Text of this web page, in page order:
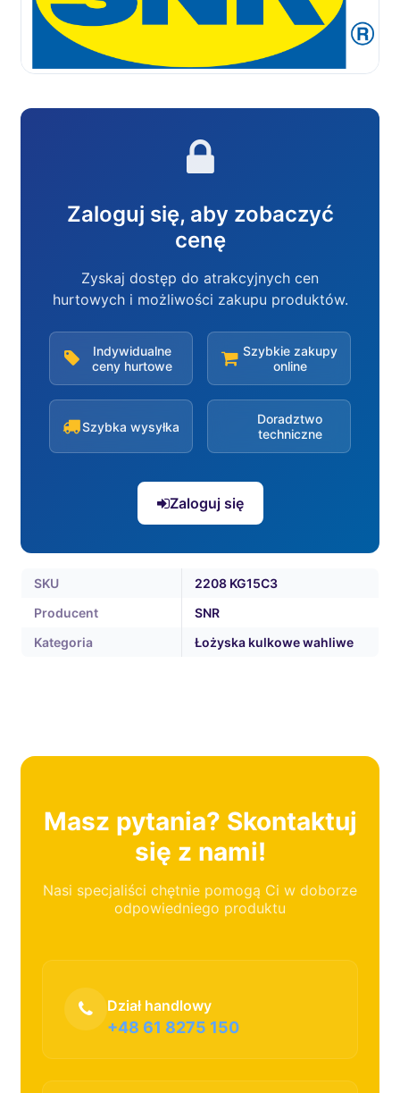
Zaloguj się, aby zobaczyć
cenę
Zyskaj dostęp do atrakcyjnych cen
hurtowych i możliwości zakupu produktów.
Indywidualne
ceny hurtowe
Szybkie zakupy
online
Szybka wysyłka
Doradztwo
techniczne
Zaloguj się
SKU
2208 KG15C3
Producent
SNR
Kategoria
Łożyska kulkowe wahliwe
Masz pytania? Skontaktuj
się z nami!
Nasi specjaliści chętnie pomogą Ci w doborze
odpowiedniego produktu
Dział handlowy
+48 61 8275 150